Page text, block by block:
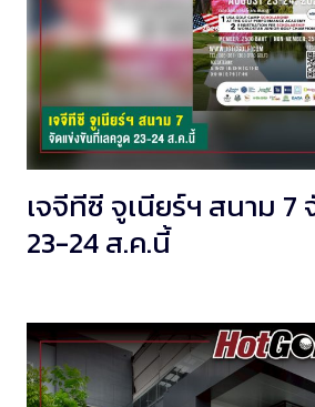
เจจีทีซี จูเนียร์ฯ สนาม
23-24 ส.ค.นี้